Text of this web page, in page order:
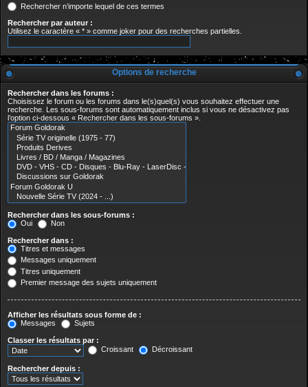
Rechercher n’importe lequel de ces termes
Rechercher par auteur :
Utilisez le caractère « * » comme joker pour des recherches partielles.
Options de recherche
Rechercher dans les forums :
Choisissez le forum ou les forums dans le(s)quel(s) vous souhaitez effectuer une
recherche. Les sous-forums sont automatiquement inclus si vous ne désactivez pas
l’option ci-dessous « Rechercher dans les sous-forums ».
Rechercher dans les sous-forums :
Oui
Non
Rechercher dans :
Titres et messages
Messages uniquement
Titres uniquement
Premier message des sujets uniquement
Afficher les résultats sous forme de :
Messages
Sujets
Classer les résultats par :
Croissant
Décroissant
Rechercher depuis :